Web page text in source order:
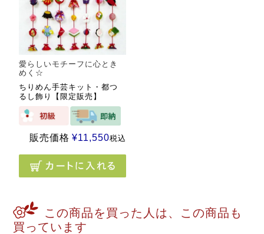
愛らしいモチーフに心とき
めく☆
ちりめん手芸キット・都つ
るし飾り【限定販売】
販売価格 ¥11,550税込
この商品を買った人は、この商品も
買っています